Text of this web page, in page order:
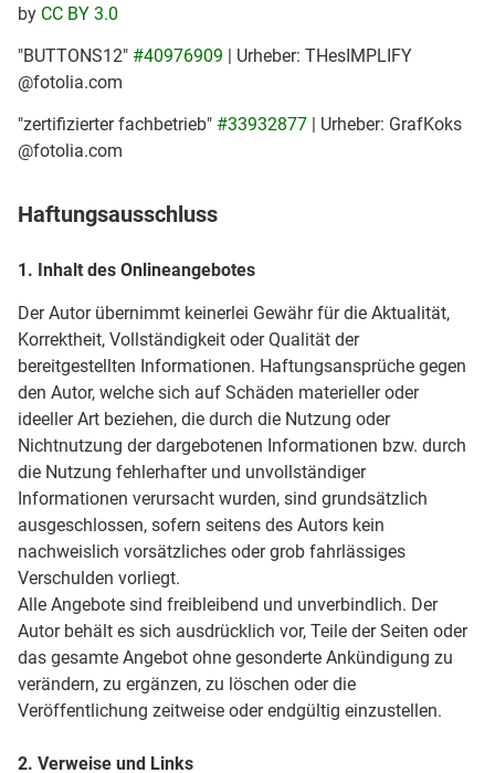
by CC BY 3.0
"BUTTONS12" #40976909 | Urheber: THesIMPLIFY
@fotolia.com
"zertifizierter fachbetrieb" #33932877 | Urheber: GrafKoks
@fotolia.com
Haftungsausschluss
1. Inhalt des Onlineangebotes
Der Autor übernimmt keinerlei Gewähr für die Aktualität,
Korrektheit, Vollständigkeit oder Qualität der
bereitgestellten Informationen. Haftungsansprüche gegen
den Autor, welche sich auf Schäden materieller oder
ideeller Art beziehen, die durch die Nutzung oder
Nichtnutzung der dargebotenen Informationen bzw. durch
die Nutzung fehlerhafter und unvollständiger
Informationen verursacht wurden, sind grundsätzlich
ausgeschlossen, sofern seitens des Autors kein
nachweislich vorsätzliches oder grob fahrlässiges
Verschulden vorliegt.
Alle Angebote sind freibleibend und unverbindlich. Der
Autor behält es sich ausdrücklich vor, Teile der Seiten oder
das gesamte Angebot ohne gesonderte Ankündigung zu
verändern, zu ergänzen, zu löschen oder die
Veröffentlichung zeitweise oder endgültig einzustellen.
2. Verweise und Links